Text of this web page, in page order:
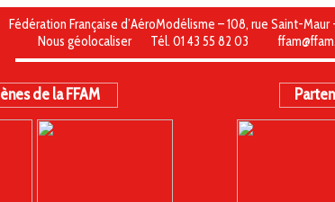
Fédération Française d’AéroModélisme – 108, rue Saint-Maur -
Nous géolocaliser
Tél. 01 43 55 82 03
de la FFAM